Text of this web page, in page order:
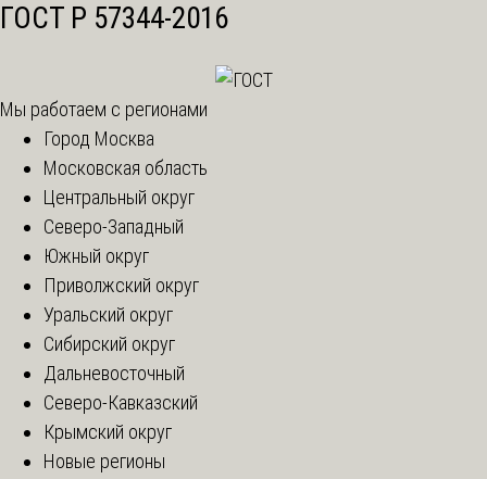
ГОСТ Р 57344-2016
Мы работаем с регионами
Город Москва
Московская область
Центральный округ
Северо-Западный
Южный округ
Приволжский округ
Уральский округ
Сибирский округ
Дальневосточный
Северо-Кавказский
Крымский округ
Новые регионы